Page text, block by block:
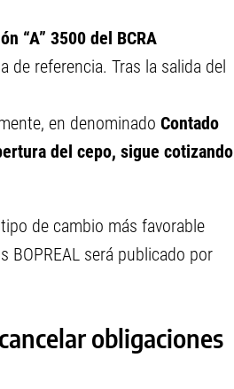
“A” 3500 del BCRA
de referencia. Tras la salida del
en denominado Contado
del cepo, sigue cotizando
de cambio más favorable
BOPREAL será publicado por
obligaciones